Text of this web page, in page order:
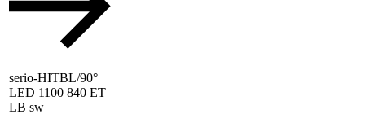
serio-HITBL/90°
LED 1100 840 ET
LB sw